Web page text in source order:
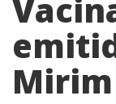
ANUNCIE
CONTATO
Mirim